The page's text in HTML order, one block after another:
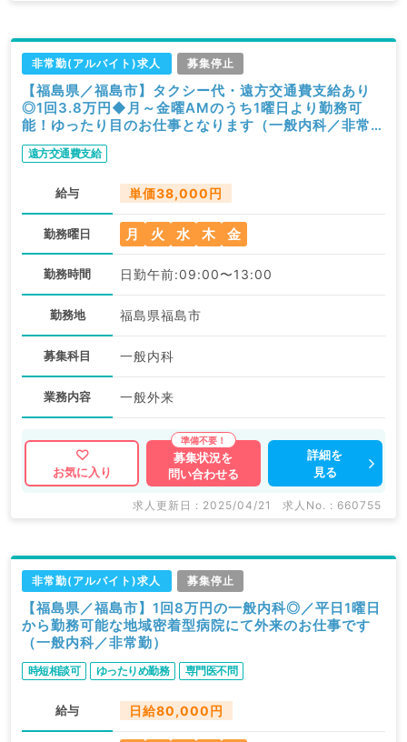
非常勤(アルバイト)求人 募集停止
【福島県／福島市】タクシー代・遠方交通費支給あり
◎1回3.8万円◆月～金曜AMのうち1曜日より勤務可
能！ゆったり目のお仕事となります（一般内科／非常
勤）
遠方交通費支給
給与 単価38,000円
勤務曜日 月 火 水 木 金
勤務時間 日勤午前:09:00〜13:00
勤務地 福島県福島市
募集科目 一般内科
業務内容 一般外来
お気に入り
募集状況を
問い合わせる
詳細を
見る
求人更新日 : 2025/04/21 求人No. : 660755
非常勤(アルバイト)求人 募集停止
【福島県／福島市】1回8万円の一般内科◎／平日1曜日
から勤務可能な地域密着型病院にて外来のお仕事です
（一般内科／非常勤）
時短相談可 ゆったりめ勤務 専門医不問
給与 日給80,000円